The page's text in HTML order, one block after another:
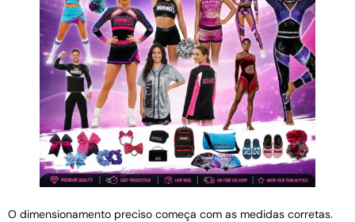
O dimensionamento preciso começa com as medidas corretas.